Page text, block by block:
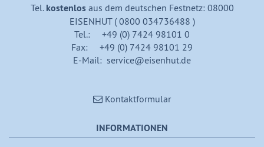
Tel. kostenlosaus dem deutschen Festnetz: 08000
EISENHUT ( 0800 034736488 )
Tel.: +49 (0) 7424 98101 0
Fax: +49 (0) 7424 98101 29
E-Mail: service@eisenhut.de
Kontaktformular
INFORMATIONEN